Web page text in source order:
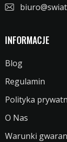
INFORMACJE
Blog
Regulamin
Polityka
O Nas
Warunki